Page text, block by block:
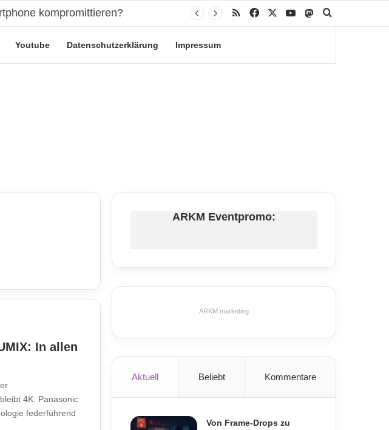
echte Vorteile? RSS Facebook YouTubeMastodon
Youtube Datenschutzerklärung Impressum
In allen
4K. Panasonic
federführend
ARKM Eventpromo:
ARKM.marketing
Aktuell Beliebt Kommentare
Von Frame-Drops zu